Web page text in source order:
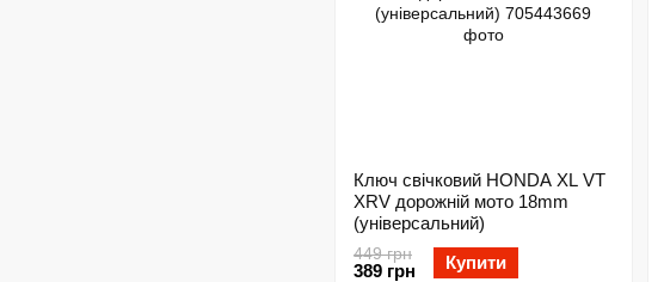
Ключ свічковий HONDA XL VT
XRV дорожній мото 18mm
(універсальний)
449 грн
389 грн Купити